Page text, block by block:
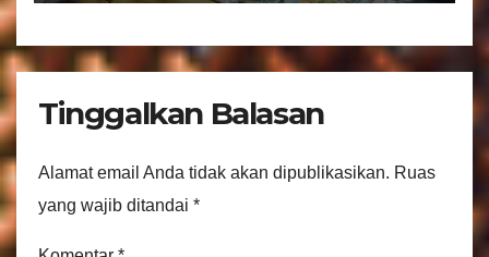
Tinggalkan Balasan
Alamat email Anda tidak akan dipublikasikan. Ruas
yang wajib ditandai *